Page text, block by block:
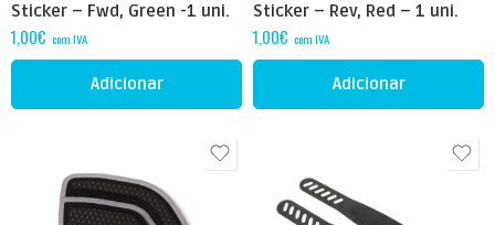
Sticker – Fwd, Green -1 uni.
1,00€ com IVA
Adicionar
Sticker – Rev, Red – 1 uni.
1,00€ com IVA
Adicionar